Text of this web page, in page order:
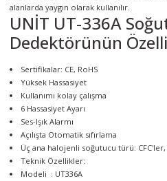
alanlarda yaygın olarak kullanılır.
UNİT UT-336A
Dedektörünün
Sertifikalar: CE, RoHS
Yüksek Hassasiyet
Kullanımı kolay çalışma
6 Hassasiyet Ayarı
Ses-Işık Alarmı
Açılışta Otomatik sıfırlama
Üç ana halojenli soğutucu türü: CFC'ler,
Teknik Özellikler:
Modeli : UT336A